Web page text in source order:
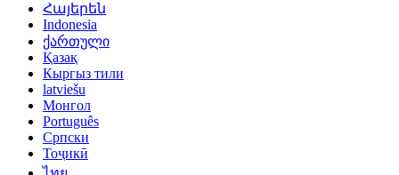
Հայերեն
Indonesia
ქართული
Қазақ
Кыргыз тили
latviešu
Монгол
Português
Српски
Тоҷикӣ